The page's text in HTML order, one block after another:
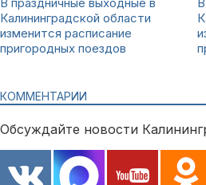
Калининградской области
изменится расписание
пригородных поездов
КОММЕНТАРИИ
Обсуждайте новости